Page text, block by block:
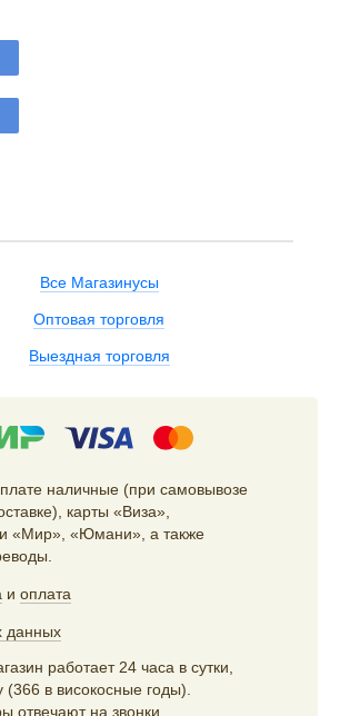
Все Магазинусы
Оптовая торговля
Выездная торговля
наличные (при самовывозе
карты «Виза»,
«Мир», «Юмани», а также
и оплата
данных
работает 24 часа в сутки,
(366 в високосные годы).
отвечают на звонки